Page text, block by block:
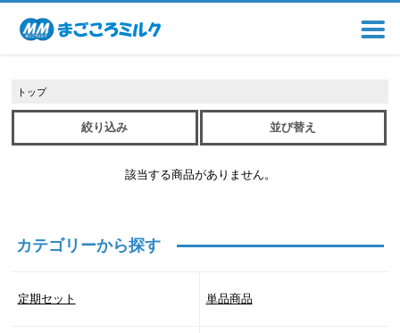
トップ
絞り込み 並び替え
該当する商品がありません。
カテゴリーから探す
定期セット 単品商品